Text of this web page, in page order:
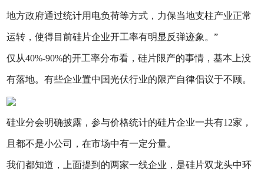
地方政府通过统计用电负荷等方式，力保当地支柱产业正常
运转，使得目前硅片企业开工率有明显反弹迹象。”
仅从40%-90%的开工率分布看，硅片限产的事情，基本上没
有落地。有些企业置中国光伏行业的限产自律倡议于不顾。
硅业分会明确披露，参与价格统计的硅片企业一共有12家，
且都不是小公司，在市场中有一定分量。
我们都知道，上面提到的两家一线企业，是硅片双龙头中环